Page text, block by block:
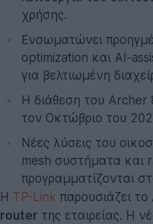
χρήσης.
Ενσωματώνει
optimization και AI-
για βελτιωμένη
Η διάθεση του Archer
τον Οκτώβριο του
Νέες λύσεις του
mesh συστήματα και
προγραμματίζονται
Η TP-Link παρουσιάζει το
router της εταιρείας. Η